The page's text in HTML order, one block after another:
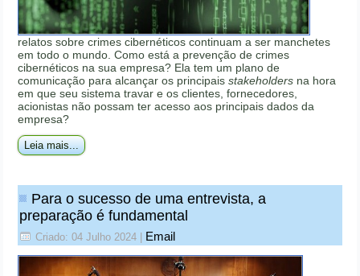
relatos sobre crimes cibernéticos continuam a ser manchetes
em todo o mundo. Como está a prevenção de crimes
cibernéticos na sua empresa? Ela tem um plano de
comunicação para alcançar os principaisstakeholders na hora
em que seu sistema travar e os clientes, fornecedores,
acionistas não possam ter acesso aos principais dados da
empresa?
Leia mais...
Para o sucesso de uma entrevista, a
preparação é fundamental
Criado: 04 Julho 2024 Email